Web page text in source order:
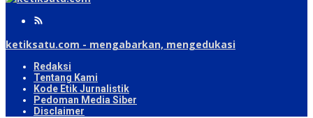
ketiksatu.com - mengabarkan, mengedukasi
Redaksi
Tentang Kami
Kode Etik Jurnalistik
Pedoman Media Siber
Disclaimer